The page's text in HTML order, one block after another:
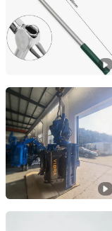
Shanghai, China
SHANGHAI YEKUN
LTD.
Shanghai, China